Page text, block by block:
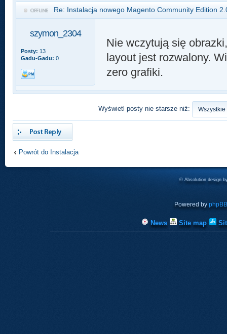
Re: Instalacja nowego Magento Community Edition
szymon_2304
Posty: 13
Gadu-Gadu: 0
Nie wczytują się
layout jest rozwalony.
zero grafiki.
Wyświetl posty nie starsze niż:
Odpowiedz
Powrót do Instalacja
© Absolution design
Powered by phpBB
News Site map